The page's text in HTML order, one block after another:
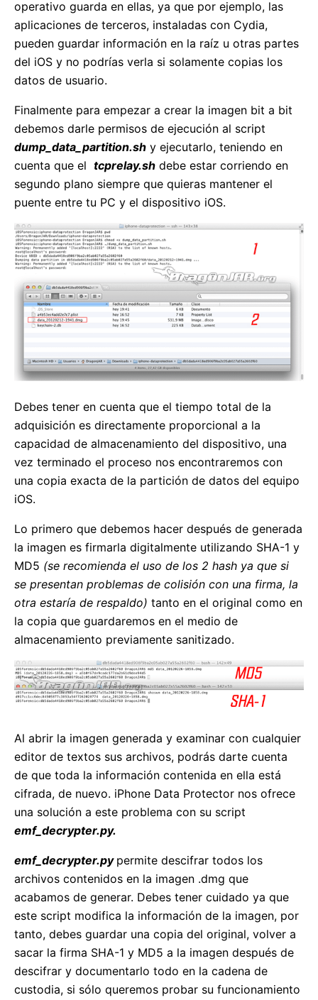
operativo guarda en ellas, ya que por ejemplo, las
aplicaciones de terceros, instaladas con Cydia,
pueden guardar información en la raíz u otras partes
del iOS y no podrías verla si solamente copias los
datos de usuario.
Finalmente para empezar a crear la imagen bit a bit
debemos darle permisos de ejecución al script
dump_data_partition.sh y ejecutarlo, teniendo en
cuenta que el tcprelay.sh debe estar corriendo en
segundo plano siempre que quieras mantener el
puente entre tu PC y el dispositivo iOS.
Debes tener en cuenta que el tiempo total de la
adquisición es directamente proporcional a la
capacidad de almacenamiento del dispositivo, una
vez terminado el proceso nos encontraremos con
una copia exacta de la partición de datos del equipo
iOS.
Lo primero que debemos hacer después de generada
la imagen es firmarla digitalmente utilizando SHA-1 y
MD5 (se recomienda el uso de los 2 hash ya que si
se presentan problemas de colisión con una firma, la
otra estaría de respaldo) tanto en el original como en
la copia que guardaremos en el medio de
almacenamiento previamente sanitizado.
Al abrir la imagen generada y examinar con cualquier
editor de textos sus archivos, podrás darte cuenta
de que toda la información contenida en ella está
cifrada, de nuevo. iPhone Data Protector nos ofrece
una solución a este problema con su script
emf_decrypter.py.
emf_decrypter.py permite descifrar todos los
archivos contenidos en la imagen .dmg que
acabamos de generar. Debes tener cuidado ya que
este script modifica la información de la imagen, por
tanto, debes guardar una copia del original, volver a
sacar la firma SHA-1 y MD5 a la imagen después de
descifrar y documentarlo todo en la cadena de
custodia, si sólo queremos probar su funcionamiento